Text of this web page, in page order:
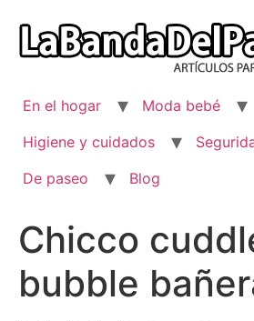
contenido
En el hogar Moda bebé
Higiene y cuidados
De paseo
Blog
Chicco
bubble